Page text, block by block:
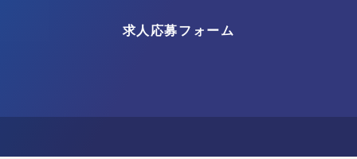
求人応募フォーム